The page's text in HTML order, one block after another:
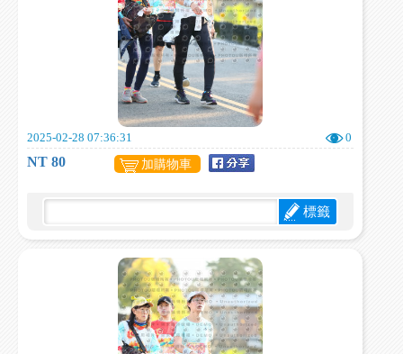
2025-02-28 07:36:31 0
NT 80 加購物車
標籤